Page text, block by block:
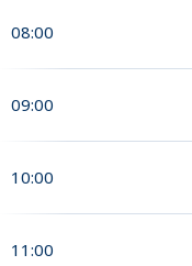
08:00
09:00
10:00
11:00